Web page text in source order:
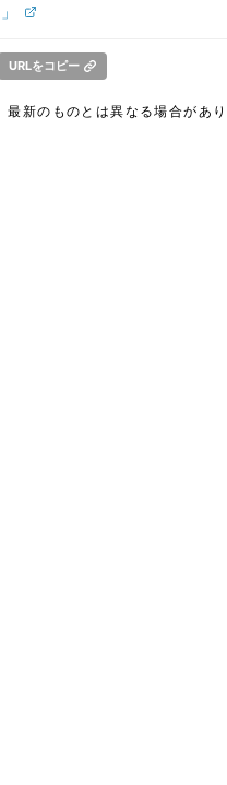
URLをコピー
新のものとは異なる場合があ